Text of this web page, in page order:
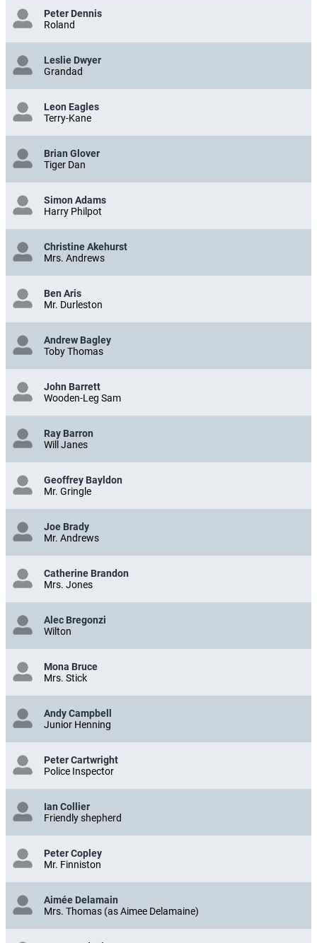
Peter Dennis
Roland
Leslie Dwyer
Grandad
Leon Eagles
Terry-Kane
Brian Glover
Tiger Dan
Simon Adams
Harry Philpot
Christine Akehurst
Mrs. Andrews
Ben Aris
Mr. Durleston
Andrew Bagley
Toby Thomas
John Barrett
Wooden-Leg Sam
Ray Barron
Will Janes
Geoffrey Bayldon
Mr. Gringle
Joe Brady
Mr. Andrews
Catherine Brandon
Mrs. Jones
Alec Bregonzi
Wilton
Mona Bruce
Mrs. Stick
Andy Campbell
Junior Henning
Peter Cartwright
Police Inspector
Ian Collier
Friendly shepherd
Peter Copley
Mr. Finniston
Aimée Delamain
Mrs. Thomas (as Aimee Delamaine)